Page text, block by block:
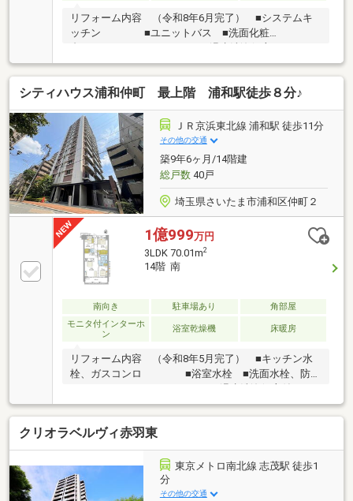
リフォーム内容 （令和8年6月完了） ■システムキ
ッチン ■ユニットバス ■洗面化粧
ーリング、建具・玄関収納、収納棚、洗濯水栓、防水
パン、壁・天井クロス、フロアタイル、エアコン（1
基）、照明器具、スイッチ・コンセント□住信SBI代理
事業 東宝ハウスフィナンシャル（T.sローン）□auじぶ
ん銀行（指定不動産会社） ▼8月実行金利
1.130％ ※所定のガンと診断されたら住宅ローン残
高が0円になる『ガン団信』がついた金利です□365日
24時間住まいの駆付けサービス（3年間無料） □東宝ハ
ウスCLUB アフターサービス
シティハウス浦和仲町 最上階 浦和駅徒歩８分♪
ＪＲ京浜東北線 浦和駅 徒歩11分
その他の交通
築9年6ヶ月/14階建
総戸数40戸
埼玉県さいたま市浦和区仲町２
1億999万円
3LDK 70.01m2
14階 南
南向き 駐車場あり
角部屋
モニタ付インターホ
ン
浴室乾燥機 床暖房
リフォーム内容 （令和8年5月完了） ■キッチン水
栓、ガスコンロ ■浴室水栓 ■洗面水栓、防水
バン ■トイレ（温水洗浄便座付） ■
壁・天井クロス、フロアタイル、エアコン（1基）、
照明器具一部、レースカーテン、ハウスクリーニング
□住信SBI代理事業 東宝ハウスフィナンシャル（T.sロ
ーン）□auじぶん銀行（指定不動産会社） ▼8月実行
金利1.130％ ※所定のガンと診断されたら住宅ロー
ン残高が0円になる『ガン団信』がついた金利です
□365日24時間住まいの駆付けサービス（3年間無料）
クリオラベルヴィ赤羽東
東京メトロ南北線 志茂駅 徒歩1
分
その他の交通